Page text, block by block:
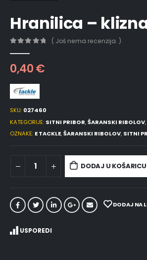
Hranilica –
( Još nema recenzija. )
0,40€
SKU: 027460
KATEGORIJE: SITNI PRIBOR,ŠARANSKI RIBOLOV,
OZNAKE: E TACKLE,ŠARANSKI RIBOLOV, SITNI
DODAJ U KOŠARICU
DODAJ NA
USPOREDI